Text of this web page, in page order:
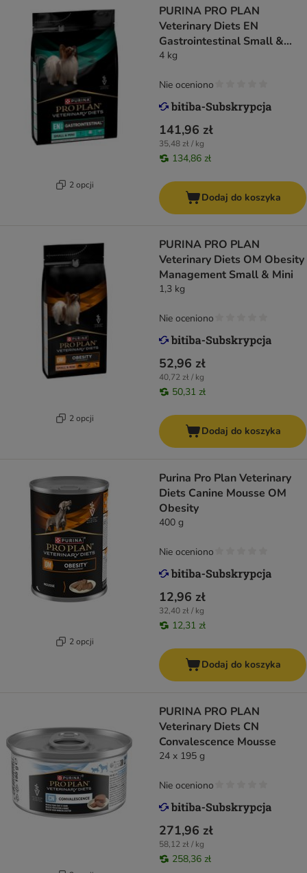
2 opcji
PURINA PRO PLAN
Veterinary Diets EN
Gastrointestinal Small &
Mini
4 kg
141,96 zł
35,48 zł / kg
134,86 zł
Nie oceniono
Dodaj do koszyka
2 opcji
PURINA PRO PLAN
Veterinary Diets OM Obesity
Management Small & Mini
1,3 kg
52,96 zł
40,72 zł / kg
50,31 zł
Nie oceniono
Dodaj do koszyka
2 opcji
Purina Pro Plan Veterinary
Diets Canine Mousse OM
Obesity
400 g
12,96 zł
32,40 zł / kg
12,31 zł
Nie oceniono
Dodaj do koszyka
PURINA PRO PLAN
Veterinary Diets CN
Convalescence Mousse
24 x 195 g
271,96 zł
58,12 zł / kg
258,36 zł
Nie oceniono